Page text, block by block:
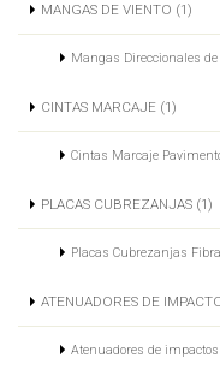
MANGAS DE VIENTO (1)
Mangas Direccionales de
CINTAS MARCAJE (1)
Cintas Marcaje
PLACAS CUBREZANJAS (1)
Placas Cubrezanjas
ATENUADORES DE
Atenuadores de